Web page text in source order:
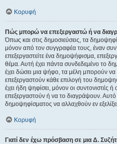
Κορυφή
Πώς μπορώ να επεξεργαστώ ή να
Όπως και στις δημοσιεύσεις, τα
μόνον από τον συγγραφέα τους, έναν
επεξεργαστείτε ένα δημοψήφισμα,
θέμα. Αυτή έχει πάντα συνδεδεμένο το
έχει δώσει μια ψήφο, τα μέλη μπορούν
επεξεργαστούν κάθε επιλογή του
έχει ήδη ψηφίσει, μόνον οι συντονιστές ή
επεξεργαστούν ή να το διαγράψουν. Αυτό
δημοψηφίσματος να αλλαχθούν εν
Κορυφή
Γιατί δεν έχω πρόσβαση σε μια Δ.